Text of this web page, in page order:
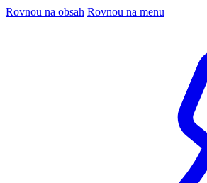
Rovnou na obsah Rovnou na menu